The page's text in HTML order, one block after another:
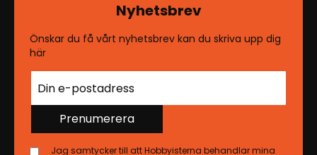
Nyhetsbrev
Önskar du få vårt nyhetsbrev kan du skriva upp dig
här
Prenumerera
Jag samtycker till att Hobbyisterna behandlar mina